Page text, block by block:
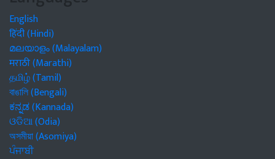
English
हिंदी (Hindi)
മലയാളം (Malayalam)
मराठी (Marathi)
தமிழ் (Tamil)
বাঙালি (Bengali)
ಕನ್ನಡ (Kannada)
ଓଡିଆ (Odia)
অসমীয়া (Asomiya)
ਪੰਜਾਬੀ